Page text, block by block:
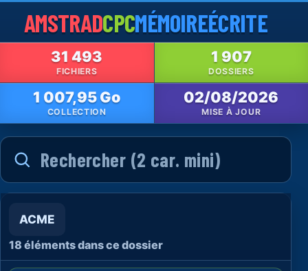
AMSTRADCPCMÉMOIREÉCRITE
31 493
FICHIERS
1 907
DOSSIERS
1 007,95 Go
COLLECTION
02/08/2026
MISE À JOUR
ACME
18 éléments dans ce dossier